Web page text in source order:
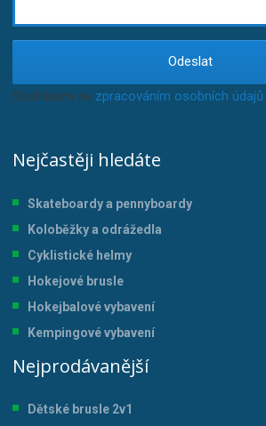
Odeslat
Souhlasím se zpracováním osobních údajů.
Nejčastěji hledáte
Skateboardy a pennyboardy
Koloběžky a odrážedla
Cyklistické helmy
Hokejové brusle
Hokejbalové vybavení
Kempingové vybavení
Nejprodávanější
Dětské brusle 2v1